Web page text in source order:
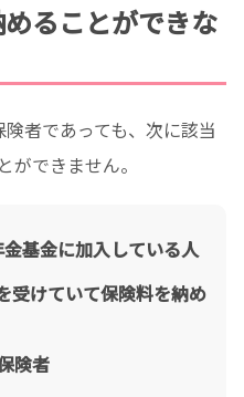
ることができな
者であっても、次に該当
ができません。
基金に加入している人
受けていて保険料を納め
険者